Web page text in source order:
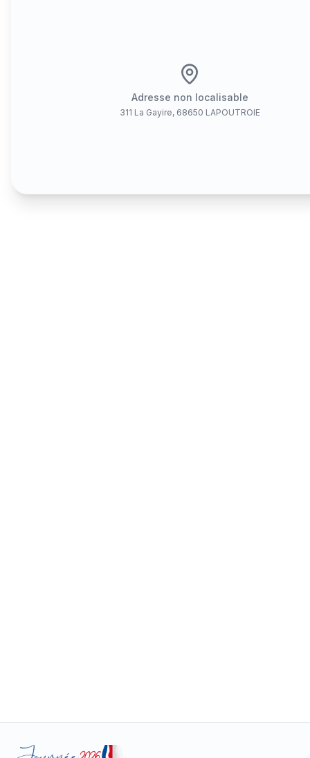
Adresse non localisable
311 La Gayire, 68650 LAPOUTROIE